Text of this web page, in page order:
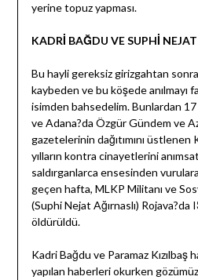
yerine topuz yapması.
KADRİ BAĞDU VE SUPHİ
Bu hayli gereksiz girizgahtan
kaybeden ve bu köşede anılmayı
isimden bahsedelim. Bunlardan 17
ve Adana?da Özgür Gündem ve
gazetelerinin dağıtımını üstlenen
yılların kontra cinayetlerini
saldırganlarca ensesinden
geçen hafta, MLKP Militanı ve
(Suphi Nejat Ağırnaslı) Rojava?da
öldürüldü.
Kadri Bağdu ve Paramaz Kızılbaş
yapılan haberleri okurken